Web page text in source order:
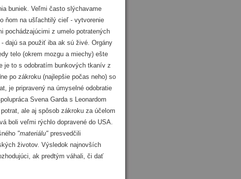
buniek. Veľmi často slýchavame
ňom na ušľachtilý cieľ - vytvorenie
pochádzajúcimi z umelo potratených
dajú sa použiť iba ak sú živé. Orgány
telo (okrem mozgu a miechy) ešte
je to s odobratím bunkových tkanív z
po zákroku (najlepšie počas neho) so
je pripravený na úmyselné odobratie
Svena Garda s Leonardom
ale aj spôsob zákroku za účelom
boli veľmi rýchlo dopravené do USA.
"materiálu" presvedčili
životov. Výsledok najnovších
ak predtým váhali, či dať